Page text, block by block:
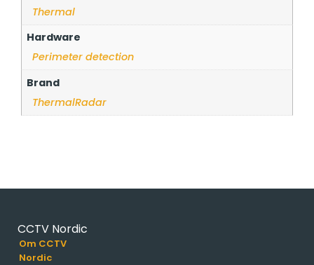
Thermal
Hardware
Perimeter detection
Brand
ThermalRadar
CCTV Nordic
Om CCTV
Nordic